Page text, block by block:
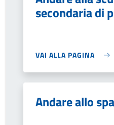
secondaria di
VAI ALLA PAGINA
Andare allo